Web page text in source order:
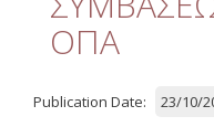
Meetings
ΟΠΑ
Publication Date: 23/10/